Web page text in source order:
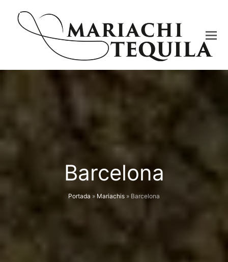
Barcelona
Portada » Mariachis » Barcelona